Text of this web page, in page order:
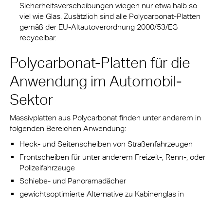
Sicherheitsverscheibungen wiegen nur etwa halb so
viel wie Glas. Zusätzlich sind alle Polycarbonat-Platten
gemäß der EU-Altautoverordnung 2000/53/EG
recycelbar.
Polycarbonat-Platten für die
Anwendung im Automobil-
Sektor
Massivplatten aus Polycarbonat finden unter anderem in
folgenden Bereichen Anwendung:
Heck- und Seitenscheiben von Straßenfahrzeugen
Frontscheiben für unter anderem Freizeit-, Renn-, oder
Polizeifahrzeuge
Schiebe- und Panoramadächer
gewichtsoptimierte Alternative zu Kabinenglas in